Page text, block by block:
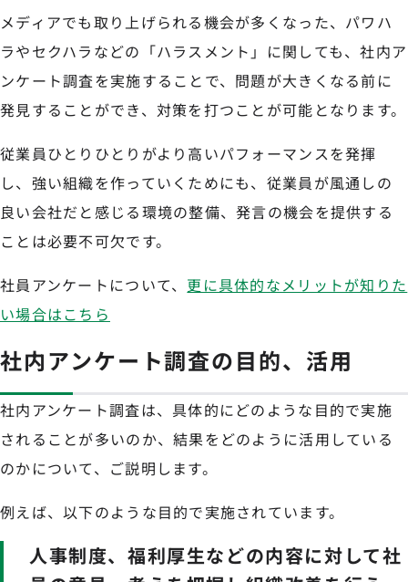
メディアでも取り上げられる機会が多くなった、パワハ
ラやセクハラなどの「ハラスメント」に関しても、社内ア
ンケート調査を実施することで、問題が大きくなる前に
発見することができ、対策を打つことが可能となります。
従業員ひとりひとりがより高いパフォーマンスを発揮
し、強い組織を作っていくためにも、従業員が風通しの
良い会社だと感じる環境の整備、発言の機会を提供する
ことは必要不可欠です。
社員アンケートについて、 更に具体的なメリットが知りた
い場合はこちら
社内アンケート調査の目的、活用
社内アンケート調査は、具体的にどのような目的で実施
されることが多いのか、結果をどのように活用している
のかについて、ご説明します。
例えば、以下のような目的で実施されています。
人事制度、福利厚生などの内容に対して社